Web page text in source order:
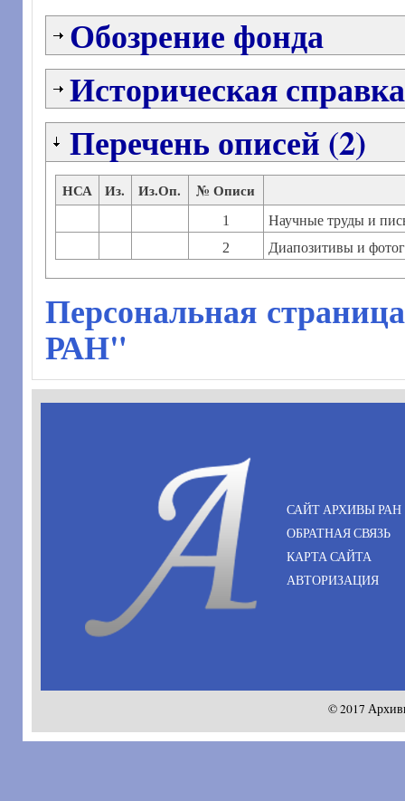
Обозрение фонда
Историческая справка
Перечень описей (2)
НСА Из. Из.Оп. № Описи
1
Научные труды и
2
Диапозитивы и
Персональная
РАН"
САЙТ АРХИВЫ РАН
ОБРАТНАЯ СВЯЗЬ
КАРТА САЙТА
АВТОРИЗАЦИЯ
© 2017